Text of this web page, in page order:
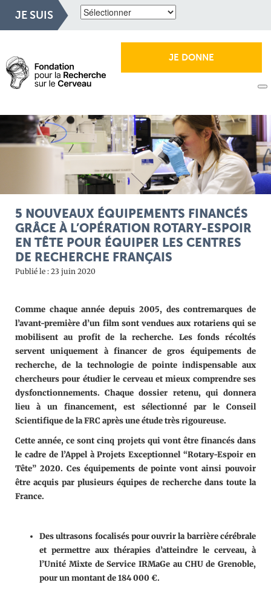
JE SUIS
JE DONNE
5 NOUVEAUX ÉQUIPEMENTS FINANCÉS
GRÂCE À L’OPÉRATION ROTARY-ESPOIR
EN TÊTE POUR ÉQUIPER LES CENTRES
DE RECHERCHE FRANÇAIS
Publié le : 23 juin 2020
Comme chaque année depuis 2005, des contremarques de
l’avant-première d’un film sont vendues aux rotariens qui se
mobilisent au profit de la recherche. Les fonds récoltés
servent uniquement à financer de gros équipements de
recherche, de la technologie de pointe indispensable aux
chercheurs pour étudier le cerveau et mieux comprendre ses
dysfonctionnements. Chaque dossier retenu, qui donnera
lieu à un financement, est sélectionné par le Conseil
Scientifique de la FRC après une étude très rigoureuse.
Cette année, ce sont cinq projets qui vont être financés dans
le cadre de l’Appel à Projets Exceptionnel “Rotary-Espoir en
Tête” 2020. Ces équipements de pointe vont ainsi pouvoir
être acquis par plusieurs équipes de recherche dans toute la
France.
Des ultrasons focalisés pour ouvrir la barrière cérébrale
et permettre aux thérapies d’atteindre le cerveau, à
l’Unité Mixte de Service IRMaGe au CHU de Grenoble,
pour un montant de 184 000 €.